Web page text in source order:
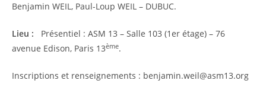
Benjamin WEIL, Paul-Loup WEIL – DUBUC.
Lieu : Présentiel : ASM 13 – Salle 103 (1er étage) – 76
avenue Edison, Paris 13ème.
Inscriptions et renseignements : benjamin.weil@asm13.org